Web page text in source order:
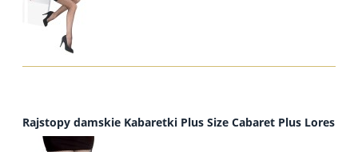
Rajstopy damskie Kabaretki Plus Size Cabaret Plus Lores